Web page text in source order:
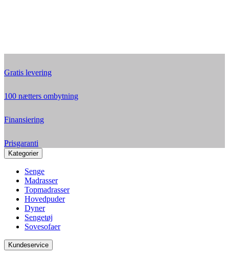
Gratis levering
100 nætters ombytning
Finansiering
Prisgaranti
Kategorier
Senge
Madrasser
Topmadrasser
Hovedpuder
Dyner
Sengetøj
Sovesofaer
Kundeservice